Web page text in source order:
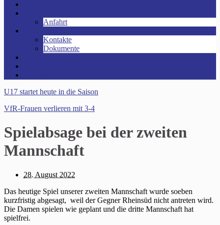
Anfahrt
Kontakte
Dokumente
U17 startet heute in die Saison
VfR-Frauen verlieren mit 3-4
Spielabsage bei der zweiten
Mannschaft
28. August 2022
Das heutige Spiel unserer zweiten Mannschaft wurde soeben
kurzfristig abgesagt, weil der Gegner Rheinsüd nicht antreten wird.
Die Damen spielen wie geplant und die dritte Mannschaft hat
spielfrei.